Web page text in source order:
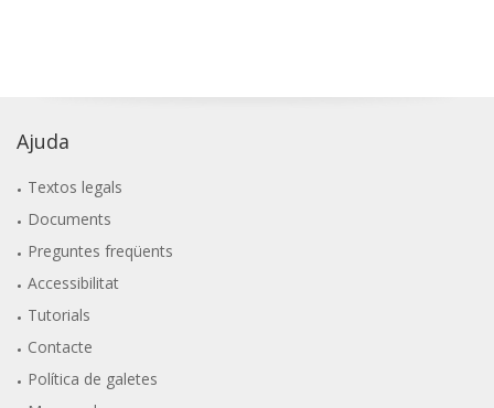
Ajuda
Textos legals
Documents
Preguntes freqüents
Accessibilitat
Tutorials
Contacte
Política de galetes